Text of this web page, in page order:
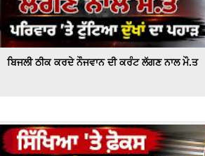
ਬਿਜਲੀ ਠੀਕ ਕਰਦੇ ਨੌਜਵਾਨ ਦੀ ਕਰੰਟ ਲੱਗਣ ਨਾਲ ਮੌ.ਤ